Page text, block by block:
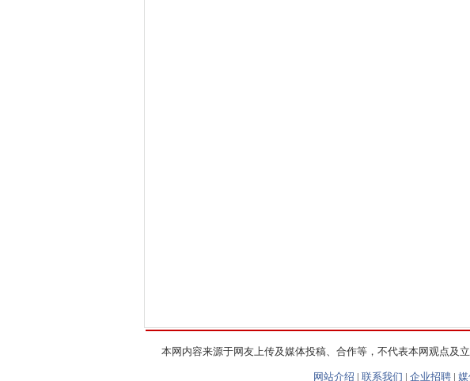
本网内容来源于网友上传及媒体投稿、合作等，不代表本网观点及
网站介绍 | 联系我们 | 企业招聘 |